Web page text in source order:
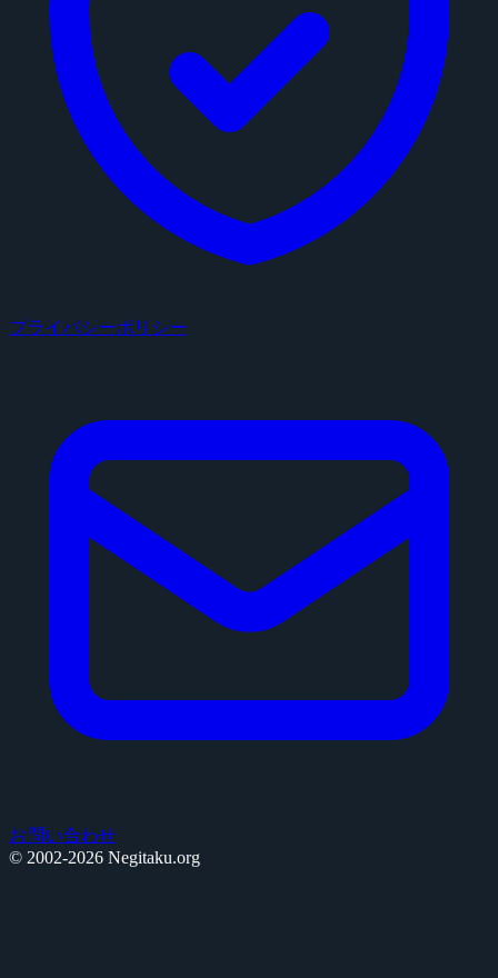
プライバシーポリシー
お問い合わせ
© 2002-2026 Negitaku.org